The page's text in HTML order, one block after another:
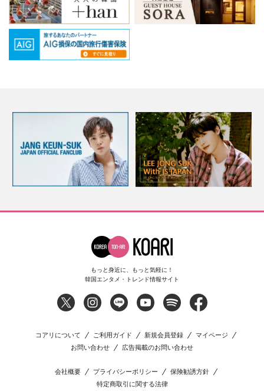
もっと身近に、もっと気軽に！
韓国エンタメ・トレンド情報サイト
コアリについて ご利用ガイド 新規会員登録
マイページ
お問い合わせ
広告掲載のお問い合わせ
会社概要 プライバシーポリシー
保険勧誘方針
特定商取引に関する法律